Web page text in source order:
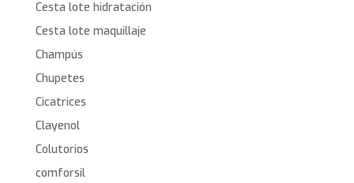
Cesta lote hidratación
Cesta lote maquillaje
Champús
Chupetes
Cicatrices
Clayenol
Colutorios
comforsil